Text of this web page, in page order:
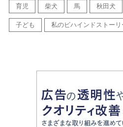
育児 柴犬 馬 秋田犬
子ども 私のビハインドストーリ